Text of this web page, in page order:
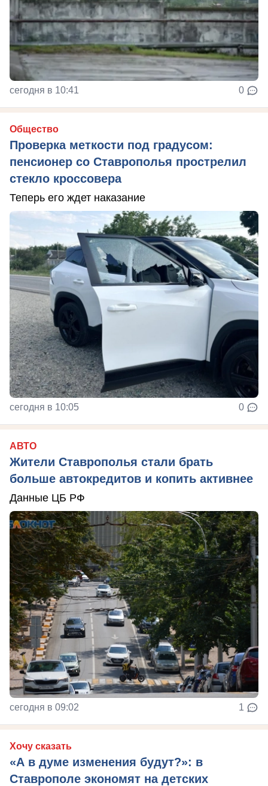
сегодня в 10:41 0
Общество
Проверка меткости под градусом:
пенсионер со Ставрополья прострелил
стекло кроссовера
Теперь его ждет наказание
сегодня в 10:05 0
АВТО
Жители Ставрополья стали брать
больше автокредитов и копить активнее
Данные ЦБ РФ
сегодня в 09:02 1
Хочу сказать
«А в думе изменения будут?»: в
Ставрополе экономят на детских